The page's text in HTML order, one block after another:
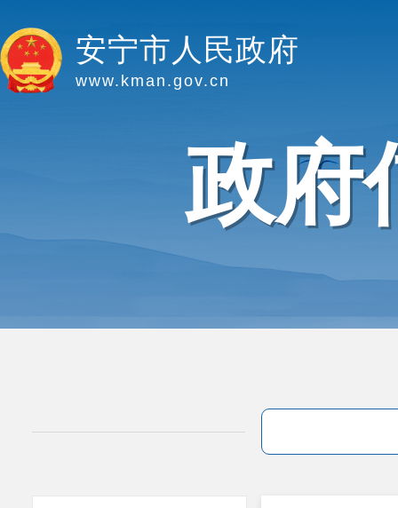
安宁市人民政府
www.kman.gov.cn
政府